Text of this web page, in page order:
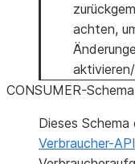
achten,
CONSUMER-Schema
Dieses
Verbraucher-